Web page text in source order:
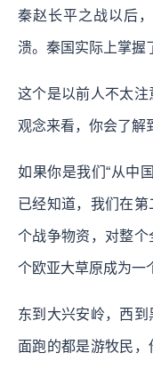
秦赵长平之战以后
溃。秦国实际上掌握
这个是以前人不太
观念来看，你会了解
如果你是我们“从中
已经知道，我们在
个战争物资，对整
个欧亚大草原成为一
东到大兴安岭，西
面跑的都是游牧民